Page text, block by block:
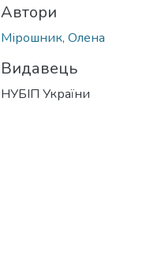
Автори
Мірошник, Олена
Видавець
НУБІП України